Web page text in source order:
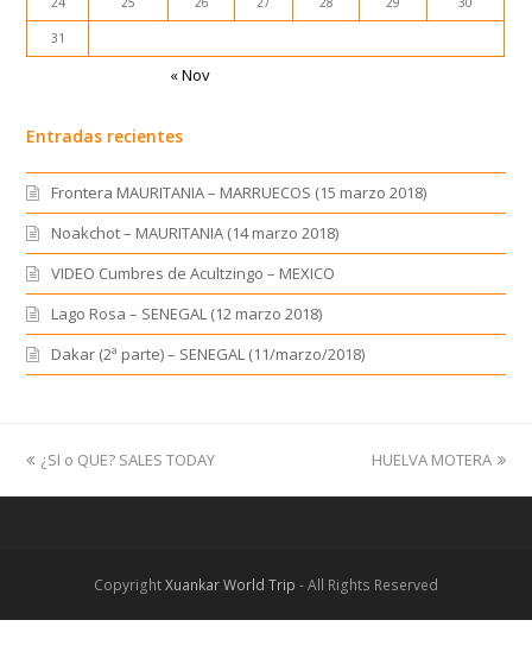
31
« Nov
Entradas recientes
Frontera MAURITANIA – MARRUECOS (15 marzo 2018)
Noakchot – MAURITANIA (14 marzo 2018)
VIDEO Cumbres de Acultzingo – MEXICO
Lago Rosa – SENEGAL (12 marzo 2018)
Dakar (2ª parte) – SENEGAL (11/marzo/2018)
previous
¿SI o QUE? SALES TODAY
next
HUELVA MOTERA
CopyrightXuankar World Trip - All Rights Reserved